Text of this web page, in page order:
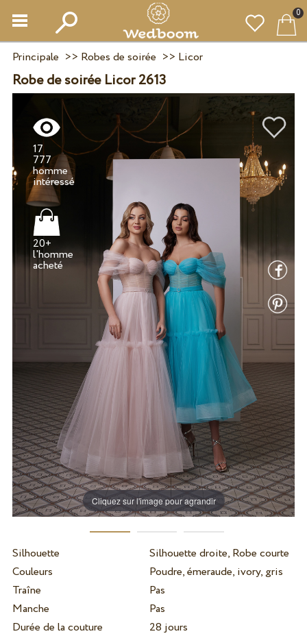
0
Principale >> Robes de soirée >> Licor
Robe de soirée Licor 2613
Cliquez sur l'image pour agrandir
17
777
homme
20+
l'homme
acheté
Silhouette
Silhouette droite, Robe courte
Couleurs
Poudre, émeraude, ivory, gris
Traîne
Pas
Manche
Pas
Durée de la couture
28 jours